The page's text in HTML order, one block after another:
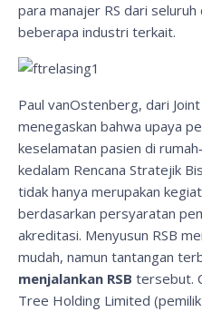
para manajer RS dari
beberapa industri terkait.
Paul vanOstenberg, dari
menegaskan bahwa upaya
keselamatan pasien di
kedalam Rencana Stratejik
tidak hanya merupakan
berdasarkan persyaratan
akreditasi. Menyusun RSB
mudah, namun tantangan
menjalankan RSB tersebut.
Tree Holding Limited